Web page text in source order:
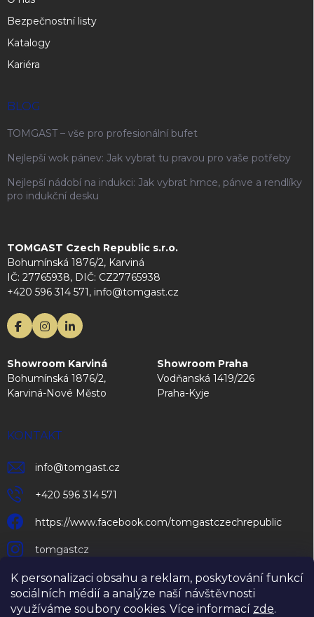
K personalizaci obsahu a reklam, poskytování funkcí
sociálních médií a analýze naší návštěvnosti
využíváme soubory cookies. Více informací zde.
Bezpečnostní listy
Katalogy
Kariéra
BLOG
TOMGAST – vše pro profesionální bufet
Nejlepší wok pánev: Jak vybrat tu pravou pro vaše potřeby
Nejlepší nádobí na indukci: Jak vybrat hrnce, pánve a rendlíky
pro indukční desku
TOMGAST Czech Republic s.r.o.
Bohumínská 1876/2, Karviná
IČ: 27765938, DIČ: CZ27765938
+420 596 314 571, info@tomgast.cz
Showroom Karviná
Bohumínská 1876/2,
Karviná-Nové Město
Showroom Praha
Vodňanská 1419/226
Praha-Kyje
KONTAKT
info@tomgast.cz
+420 596 314 571
https://www.facebook.com/tomgastczechrepublic
tomgastcz